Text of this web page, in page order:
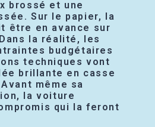
brossé et une
Sur le papier, la
être en avance sur
la réalité, les
budgétaires
techniques vont
brillante en casse
même sa
la voiture
qui la feront